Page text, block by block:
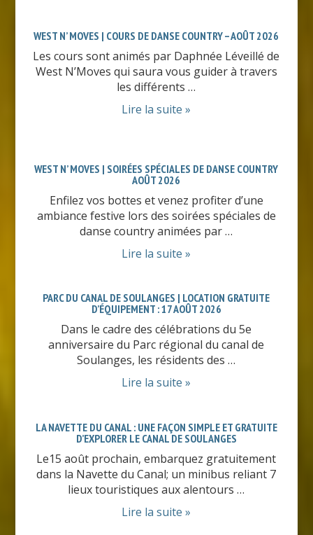
WEST N’ MOVES | COURS DE DANSE COUNTRY – AOÛT 2026
Les cours sont animés par Daphnée Léveillé de
West N’Moves qui saura vous guider à travers
les différents …
Lire la suite »
WEST N’ MOVES | SOIRÉES SPÉCIALES DE DANSE COUNTRY
AOÛT 2026
Enfilez vos bottes et venez profiter d’une
ambiance festive lors des soirées spéciales de
danse country animées par …
Lire la suite »
PARC DU CANAL DE SOULANGES | LOCATION GRATUITE
D’ÉQUIPEMENT : 17 AOÛT 2026
Dans le cadre des célébrations du 5e
anniversaire du Parc régional du canal de
Soulanges, les résidents des …
Lire la suite »
LA NAVETTE DU CANAL : UNE FAÇON SIMPLE ET GRATUITE
D’EXPLORER LE CANAL DE SOULANGES
Le15 août prochain, embarquez gratuitement
dans la Navette du Canal; un minibus reliant 7
lieux touristiques aux alentours …
Lire la suite »